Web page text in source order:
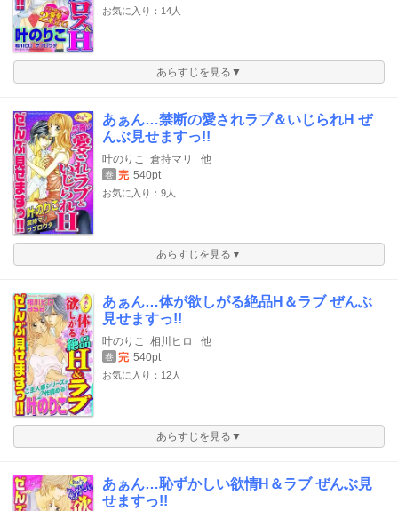
お気に入り：14人
あらすじを見る▼
あぁん…禁断の愛されラブ＆いじられH ぜ
んぶ見せますっ!!
叶のりこ 倉持マリ 他
巻 完 540pt
お気に入り：9人
あらすじを見る▼
あぁん…体が欲しがる絶品H＆ラブ ぜんぶ
見せますっ!!
叶のりこ 相川ヒロ 他
巻 完 540pt
お気に入り：12人
あらすじを見る▼
あぁん…恥ずかしい欲情H＆ラブ ぜんぶ見
せますっ!!